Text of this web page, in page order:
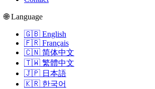
🌐 Language
🇬🇧 English
🇫🇷 Français
🇨🇳 简体中文
🇹🇼 繁體中文
🇯🇵 日本語
🇰🇷 한국어